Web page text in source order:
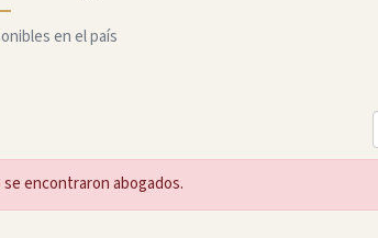
en el país
se encontraron abogados.